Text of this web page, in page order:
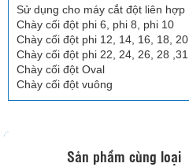
Sử dụng cho máy cắt đột liên hợp
Chày cối đột phi 6, phi 8, phi 10
Chày cối đột phi 12, 14, 16, 18, 20
Chày cối đột phi 22, 24, 26, 28 ,31
Chày cối đột Oval
Chày cối đột vuông
Sản phẩm cùng loại